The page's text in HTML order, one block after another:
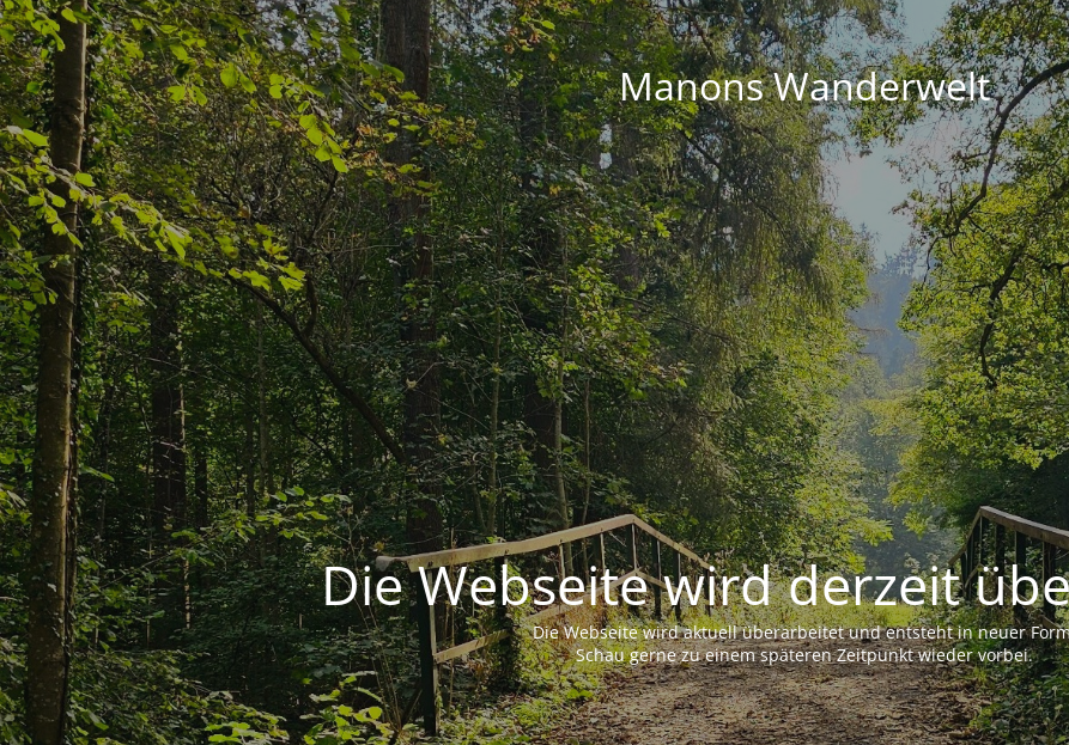
Manons Wanderwelt
Die Webseite wird derzeit
Die Webseite wird aktuell überarbeitet und entsteht in neuer
Schau gerne zu einem späteren Zeitpunkt wieder vorbei.